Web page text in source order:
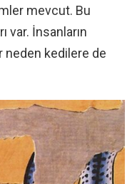
mevcut. Bu
var. İnsanların
neden kedilere de